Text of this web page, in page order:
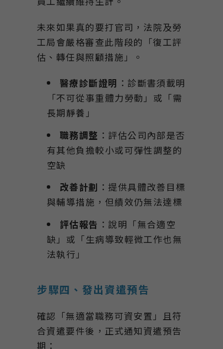
未來如果真的要打官司，法院及勞
工局會嚴格審查此階段的「復工評
估、轉任與照顧措施」。
醫療診斷證明 ：診斷書須載明
「不可從事重體力勞動」或「需
長期靜養」
職務調整 ：評估公司內部是否
有其他負擔較小或可彈性調整的
空缺
改善計劃 ：提供具體改善目標
與輔導措施，但績效仍無法達標
評估報告 ：說明「無合適空
缺」或「生病導致輕微工作也無
法執行」
步驟四、發出資遣預告
確認「無適當職務可資安置」且符
合資遣要件後，正式通知資遣預告
期：